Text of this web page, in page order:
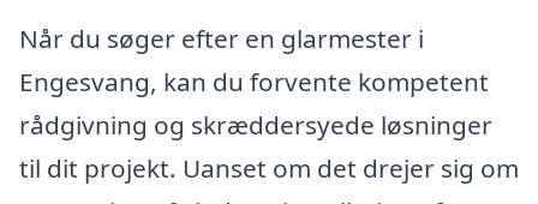
Når du søger efter en glarmester i
Engesvang, kan du forvente kompetent
rådgivning og skræddersyede løsninger
til dit projekt. Uanset om det drejer sig om